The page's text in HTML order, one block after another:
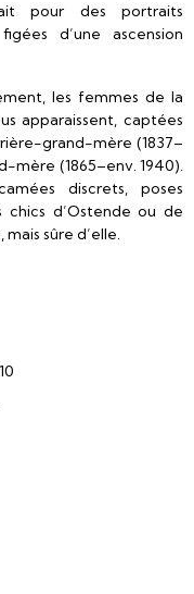
pour des portraits
d’une ascension
les femmes de la
apparaissent, captées
grand-mère (1837–
mère (1865–env. 1940).
discrets, poses
chics d’Ostende ou de
sûre d’elle.